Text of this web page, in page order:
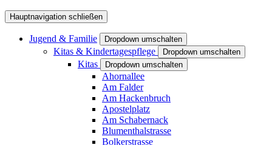
Hauptnavigation schließen
Jugend & Familie Dropdown umschalten
Kitas & Kindertagespflege Dropdown umschalten
Kitas Dropdown umschalten
Ahornallee
Am Falder
Am Hackenbruch
Apostelplatz
Am Schabernack
Blumenthalstrasse
Bolkerstrasse